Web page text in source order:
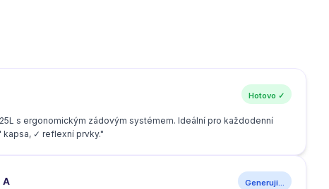
Hotovo ✓
s ergonomickým zádovým systémem. Ideální pro každodenní
✓ reflexní prvky."
Generuji...